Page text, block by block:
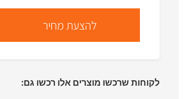
לקוחות שרכשו מוצרים אלו רכשו גם: